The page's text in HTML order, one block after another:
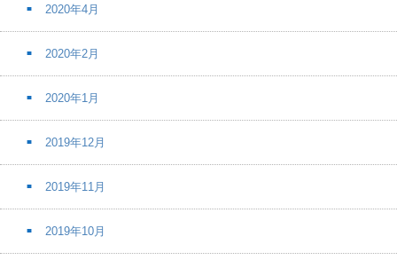
2020年4月
2020年2月
2020年1月
2019年12月
2019年11月
2019年10月